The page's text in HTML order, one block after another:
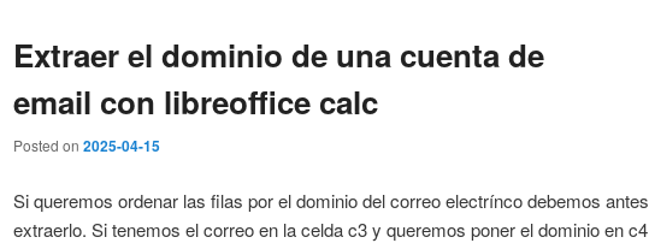
Extraer el dominio de una cuenta de
email con libreoffice calc
Posted on 2025-04-15
Si queremos ordenar las filas por el dominio del correo electrínco debemos antes
extraerlo. Si tenemos el correo en la celda c3 y queremos poner el dominio en c4